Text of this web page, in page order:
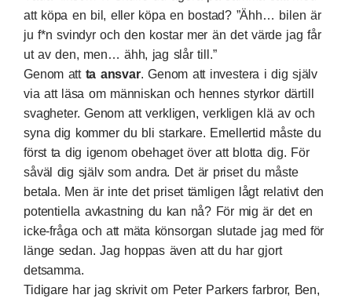
att köpa en bil, eller köpa en bostad? ”Ähh… bilen är
ju f*n svindyr och den kostar mer än det värde jag får
ut av den, men… ähh, jag slår till.”
Genom att ta ansvar. Genom att investera i dig själv
via att läsa om människan och hennes styrkor därtill
svagheter. Genom att verkligen, verkligen klä av och
syna dig kommer du bli starkare. Emellertid måste du
först ta dig igenom obehaget över att blotta dig. För
såväl dig själv som andra. Det är priset du måste
betala. Men är inte det priset tämligen lågt relativt den
potentiella avkastning du kan nå? För mig är det en
icke-fråga och att mäta könsorgan slutade jag med för
länge sedan. Jag hoppas även att du har gjort
detsamma.
Tidigare har jag skrivit om Peter Parkers farbror, Ben,